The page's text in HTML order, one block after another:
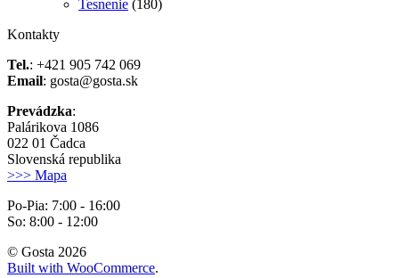
Tesnenie (180)
Kontakty
Tel.: +421 905 742 069
Email: gosta@gosta.sk
Prevádzka:
Palárikova 1086
022 01 Čadca
Slovenská republika
>>> Mapa
Po-Pia: 7:00 - 16:00
So: 8:00 - 12:00
© Gosta 2026
Built with WooCommerce.